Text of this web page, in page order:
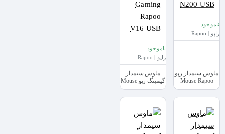
ناموجود
راپو | Rapoo
ماوس سیمدار رپو
Mouse Rapoo
N200 USB
ناموجود
راپو | Rapoo
ماوس سیمدار
گیمینگ رپو Mouse
Gaming Rapoo
V16 USB